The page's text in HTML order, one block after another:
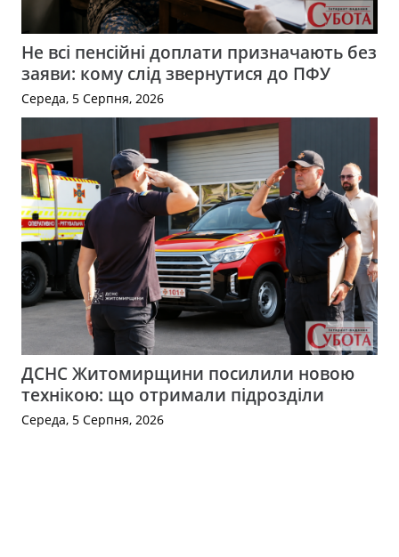
Не всі пенсійні доплати призначають без
заяви: кому слід звернутися до ПФУ
Середа, 5 Серпня, 2026
ДСНС Житомирщини посилили новою
технікою: що отримали підрозділи
Середа, 5 Серпня, 2026